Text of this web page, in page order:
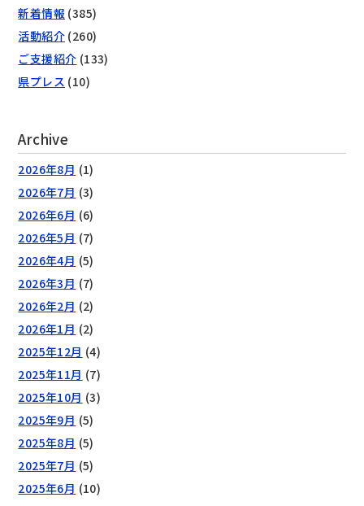
新着情報 (385)
活動紹介 (260)
ご支援紹介 (133)
県プレス (10)
Archive
2026年8月 (1)
2026年7月 (3)
2026年6月 (6)
2026年5月 (7)
2026年4月 (5)
2026年3月 (7)
2026年2月 (2)
2026年1月 (2)
2025年12月 (4)
2025年11月 (7)
2025年10月 (3)
2025年9月 (5)
2025年8月 (5)
2025年7月 (5)
2025年6月 (10)